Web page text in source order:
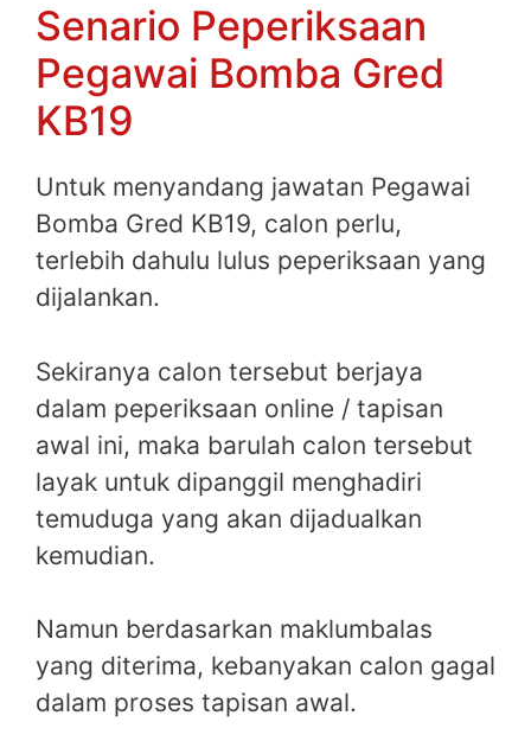
Senario Peperiksaan
Pegawai Bomba Gred
KB19
Untuk menyandang jawatan Pegawai
Bomba Gred KB19, calon perlu,
terlebih dahulu lulus peperiksaan yang
dijalankan.
Sekiranya calon tersebut berjaya
dalam peperiksaan online / tapisan
awal ini, maka barulah calon tersebut
layak untuk dipanggil menghadiri
temuduga yang akan dijadualkan
kemudian.
Namun berdasarkan maklumbalas
yang diterima, kebanyakan calon gagal
dalam proses tapisan awal.